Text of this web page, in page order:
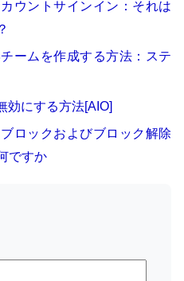
ウントサインイン：それは
ームを作成する方法：ステ
効にする方法[AIO]
ロックおよびブロック解除
ですか